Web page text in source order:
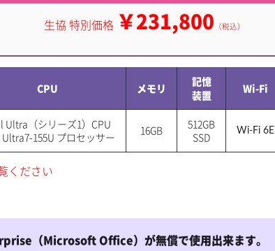
生協 特別価格 ￥231,800 （税込）
CPU メモリ
記憶
装置
Wi-Fi
Ultra（シリーズ1）CPU
155U プロセッサー
16GB
512GB
SSD
Wi-Fi 6E
ください
（Microsoft Office）が無償で使用出来ます。